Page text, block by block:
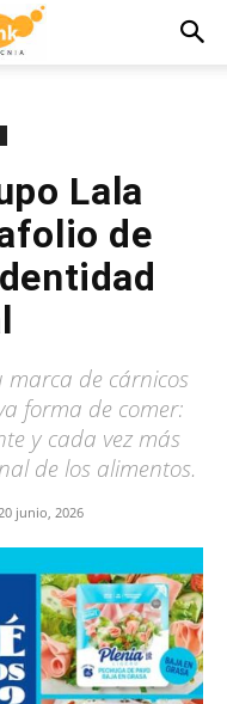
Lala
de
de cárnicos
forma de comer:
y cada vez más
de los alimentos.
junio, 2026